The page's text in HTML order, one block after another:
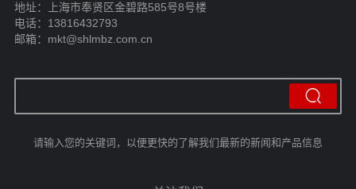
地址：上海市奉贤区金碧路585号8号楼
电话：13816432793
邮箱：mkt@shlmbz.com.cn
请输入您的关键词，以便更快的了解我们最新的新闻和产品信息